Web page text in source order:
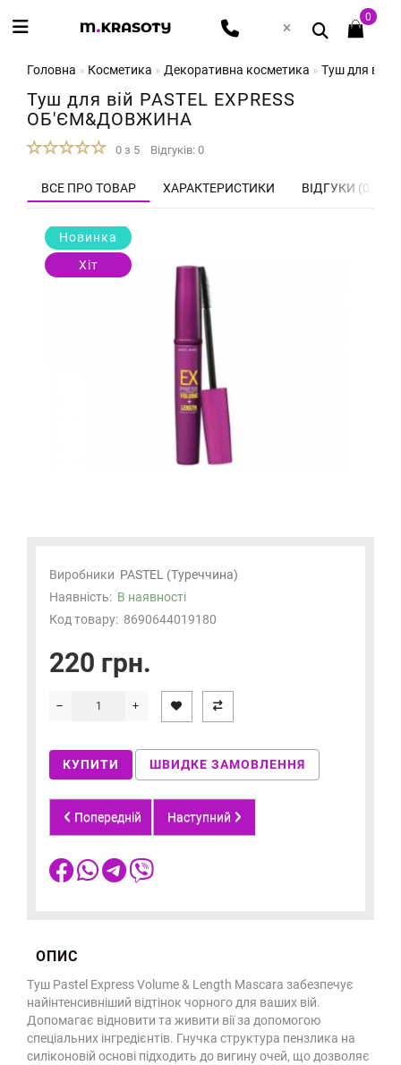
0
Головна Косметика Декоративна косметика Туш для вій
Туш для вій PASTEL EXPRESS
ОБ'ЄМ&ДОВЖИНА
0 з 5 Відгуків: 0
ВСЕ ПРО ТОВАР ХАРАКТЕРИСТИКИ ВІДГУКИ (0)
Новинка
Хіт
Виробники PASTEL (Туреччина)
Наявність: В наявності
Код товару: 8690644019180
220 грн.
КУПИТИ ШВИДКЕ ЗАМОВЛЕННЯ
Попередній Наступний
ОПИС
Туш Pastel Express Volume & Length Mascara забезпечує
найінтенсивніший відтінок чорного для ваших вій.
Допомагає відновити та живити вії за допомогою
спеціальних інгредієнтів. Гнучка структура пензлика на
силіконовій основі підходить до вигину очей, що дозволяє